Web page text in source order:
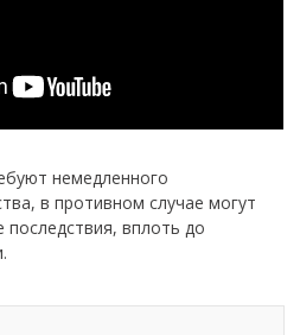
немедленного
в противном случае могут
вплоть до